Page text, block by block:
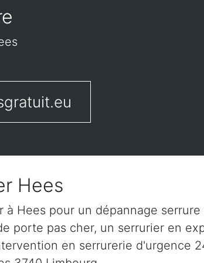
Hees
à Hees pour un dépannage serrure
porte pas cher, un serrurier en
en serrurerie d'urgence